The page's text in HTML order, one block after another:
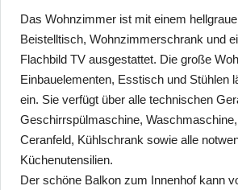
Das Wohnzimmer ist mit einem
Beistelltisch, Wohnzimmerschrank und
Flachbild TV ausgestattet. Die große
Einbauelementen, Esstisch und Stühlen
ein. Sie verfügt über alle technischen
Geschirrspülmaschine,
Ceranfeld, Kühlschrank sowie alle
Küchenutensilien.
Der schöne Balkon zum Innenhof kann